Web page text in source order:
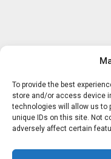
To provide the best
store and/or access device
technologies will allow us to
unique IDs on this site. Not
adversely affect certain